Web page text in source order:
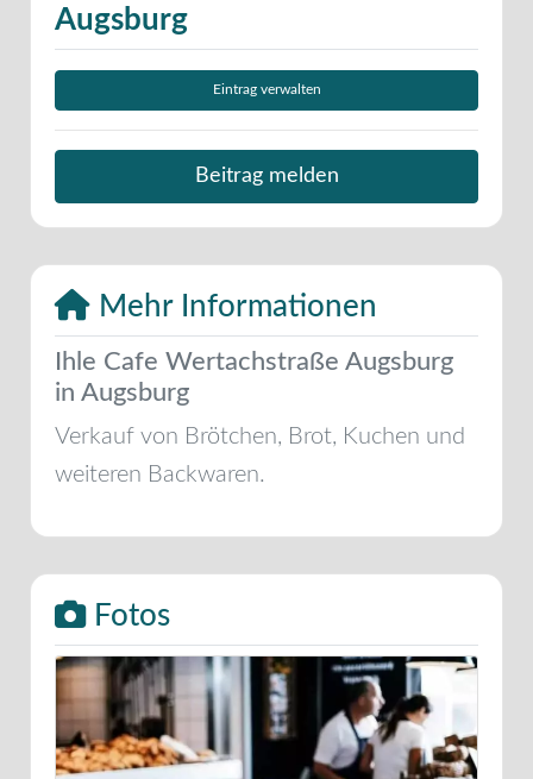
Augsburg
Eintrag verwalten
Beitrag melden
Mehr Informationen
Ihle Cafe Wertachstraße Augsburg
in Augsburg
Verkauf von Brötchen, Brot, Kuchen und
weiteren Backwaren.
Fotos